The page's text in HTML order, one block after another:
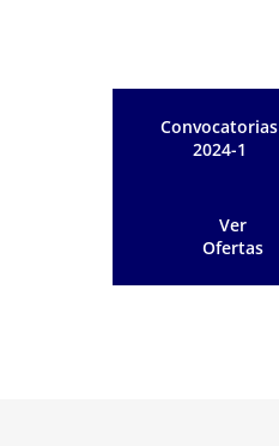
Convocatorias
2024-1
Ver
Ofertas